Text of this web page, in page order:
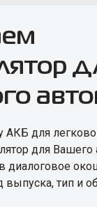
для
для Вашего
диалоговое
выпуска, тип и